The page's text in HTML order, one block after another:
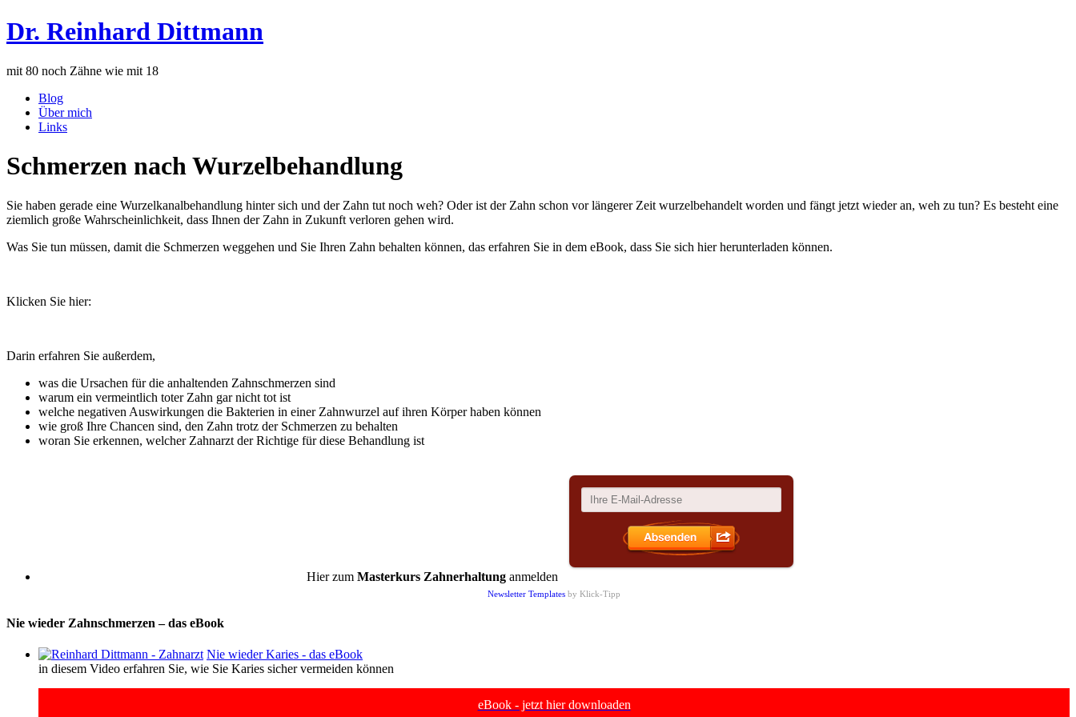
Dr. Reinhard Dittmann
mit 80 noch Zähne wie mit 18
Blog
Über mich
Links
Schmerzen nach Wurzelbehandlung
Sie haben gerade eine Wurzelkanalbehandlung hinter sich und der Zahn tut noch weh? Oder ist der Zahn schon vor längerer Zeit wurzelbehandelt worden und fängt jetzt wieder an, weh zu tun? Es besteht eine
ziemlich große Wahrscheinlichkeit, dass Ihnen der Zahn in Zukunft verloren gehen wird.
Was Sie tun müssen, damit die Schmerzen weggehen und Sie Ihren Zahn behalten können, das erfahren Sie in dem eBook, dass Sie sich hier herunterladen können.
Klicken Sie hier:
Darin erfahren Sie außerdem,
was die Ursachen für die anhaltenden Zahnschmerzen sind
warum ein vermeintlich toter Zahn gar nicht tot ist
welche negativen Auswirkungen die Bakterien in einer Zahnwurzel auf ihren Körper haben können
wie groß Ihre Chancen sind, den Zahn trotz der Schmerzen zu behalten
woran Sie erkennen, welcher Zahnarzt der Richtige für diese Behandlung ist
Hier zum Masterkurs Zahnerhaltung anmelden
Newsletter Templates by Klick-Tipp
Nie wieder Zahnschmerzen – das eBook
Nie wieder Karies - das eBook
in diesem Video erfahren Sie, wie Sie Karies sicher vermeiden können
eBook - jetzt hier downloaden